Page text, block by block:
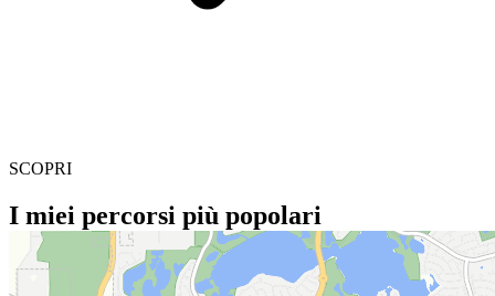
SCOPRI
I miei percorsi più popolari